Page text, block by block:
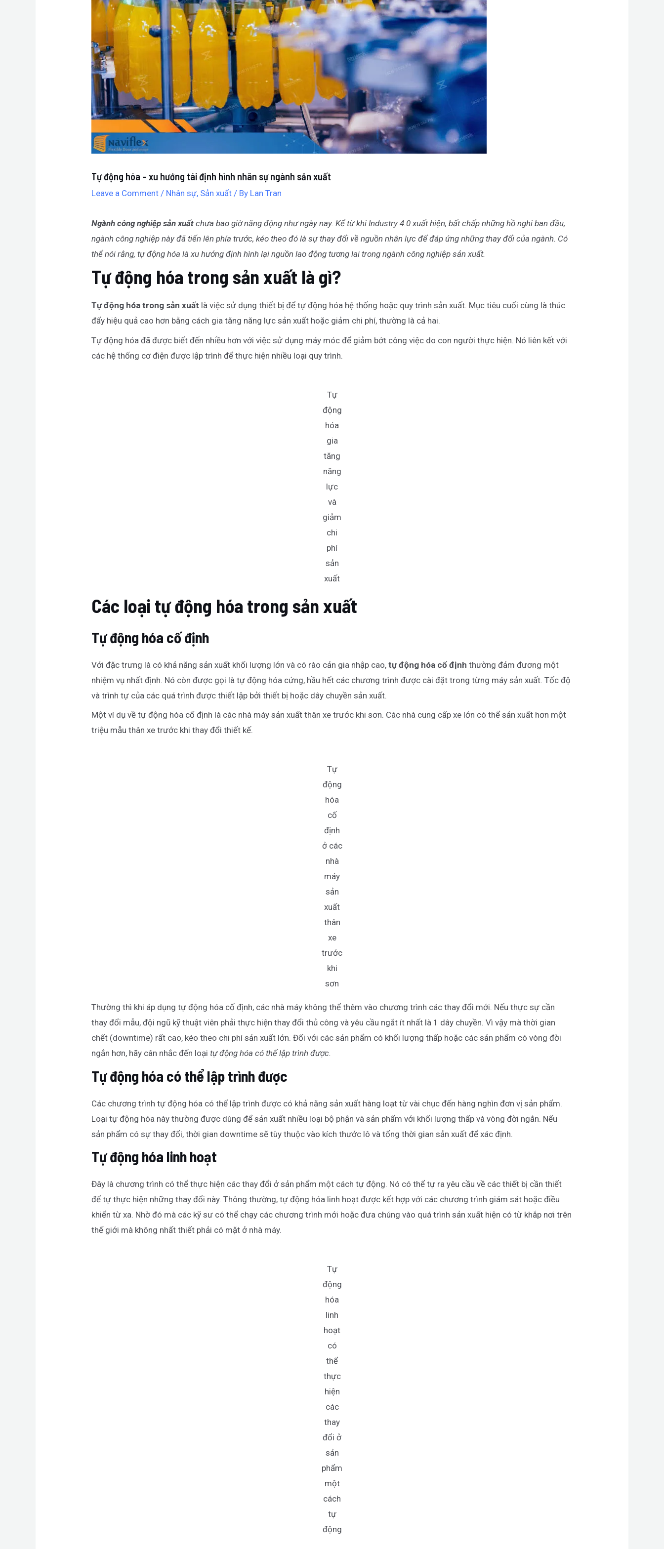
Tự động hóa – xu hướng tái định hình nhân sự ngành sản xuất
Leave a Comment / Nhân sự, Sản xuất / By Lan Tran
Ngành công nghiệp sản xuấtchưa bao giờ năng động như ngày nay. Kể từ khi Industry 4.0 xuất hiện, bất chấp những hồ nghi ban đầu,
ngành công nghiệp này đã tiến lên phía trước, kéo theo đó là sự thay đổi về nguồn nhân lực để đáp ứng những thay đổi của ngành. Có
thể nói rằng, tự động hóa là xu hướng định hình lại nguồn lao động tương lai trong ngành công nghiệp sản xuất.
Tự động hóa trong sản xuất là gì?
Tự động hóa trong sản xuất là việc sử dụng thiết bị để tự động hóa hệ thống hoặc quy trình sản xuất. Mục tiêu cuối cùng là thúc
đẩy hiệu quả cao hơn bằng cách gia tăng năng lực sản xuất hoặc giảm chi phí, thường là cả hai.
Tự động hóa đã được biết đến nhiều hơn với việc sử dụng máy móc để giảm bớt công việc do con người thực hiện. Nó liên kết với
các hệ thống cơ điện được lập trình để thực hiện nhiều loại quy trình.
Tự
động
hóa
gia
tăng
năng
lực
và
giảm
chi
phí
sản
xuất
Các loại tự động hóa trong sản xuất
Tự động hóa cố định
Với đặc trưng là có khả năng sản xuất khối lượng lớn và có rào cản gia nhập cao,tự động hóa cố địnhthường đảm đương một
nhiệm vụ nhất định. Nó còn được gọi là tự động hóa cứng, hầu hết các chương trình được cài đặt trong từng máy sản xuất. Tốc độ
và trình tự của các quá trình được thiết lập bởi thiết bị hoặc dây chuyền sản xuất.
Một ví dụ về tự động hóa cố định là các nhà máy sản xuất thân xe trước khi sơn. Các nhà cung cấp xe lớn có thể sản xuất hơn một
triệu mẫu thân xe trước khi thay đổi thiết kế.
Tự
động
hóa
cố
định
ở các
nhà
máy
sản
xuất
thân
xe
trước
khi
sơn
Thường thì khi áp dụng tự động hóa cố định, các nhà máy không thể thêm vào chương trình các thay đổi mới. Nếu thực sự cần
thay đổi mẫu, đội ngũ kỹ thuật viên phải thực hiện thay đổi thủ công và yêu cầu ngắt ít nhất là 1 dây chuyền. Vì vậy mà thời gian
chết (downtime) rất cao, kéo theo chi phí sản xuất lớn. Đối với các sản phẩm có khối lượng thấp hoặc các sản phẩm có vòng đời
ngắn hơn, hãy cân nhắc đến loạitự động hóa có thể lập trình được.
Tự động hóa có thể lập trình được
Các chương trình tự động hóa có thể lập trình được có khả năng sản xuất hàng loạt từ vài chục đến hàng nghìn đơn vị sản phẩm.
Loại tự động hóa này thường được dùng để sản xuất nhiều loại bộ phận và sản phẩm với khối lượng thấp và vòng đời ngắn. Nếu
sản phẩm có sự thay đổi, thời gian downtime sẽ tùy thuộc vào kích thước lô và tổng thời gian sản xuất để xác định.
Tự động hóa linh hoạt
Đây là chương trình có thể thực hiện các thay đổi ở sản phẩm một cách tự động. Nó có thể tự ra yêu cầu về các thiết bị cần thiết
để tự thực hiện những thay đổi này. Thông thường, tự động hóa linh hoạt được kết hợp với các chương trình giám sát hoặc điều
khiển từ xa. Nhờ đó mà các kỹ sư có thể chạy các chương trình mới hoặc đưa chúng vào quá trình sản xuất hiện có từ khắp nơi trên
thế giới mà không nhất thiết phải có mặt ở nhà máy.
Tự
động
hóa
linh
hoạt
có
thể
thực
hiện
các
thay
đổi ở
sản
phẩm
một
cách
tự
động